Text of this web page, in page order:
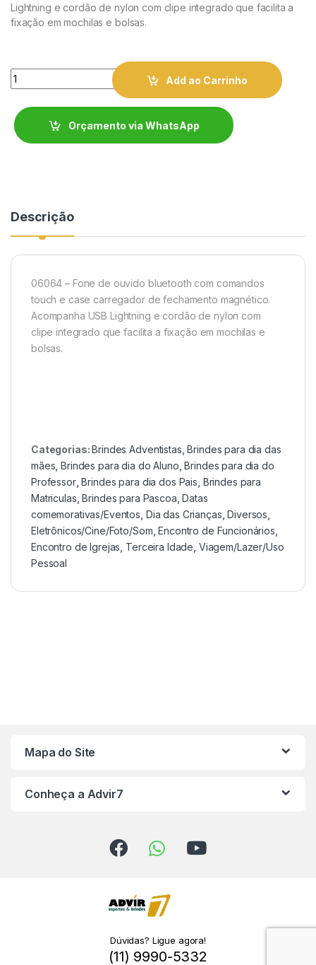
Lightning e cordão de nylon com clipe integrado que facilita a
fixação em mochilas e bolsas.
Quantity
Add ao Carrinho
Orçamento via WhatsApp
Descrição
06064 – Fone de ouvido bluetooth com comandos
touch e case carregador de fechamento magnético.
Acompanha USB Lightning e cordão de nylon com
clipe integrado que facilita a fixação em mochilas e
bolsas.
Categorias:Brindes Adventistas ,Brindes para dia das
mães ,Brindes para dia do Aluno ,Brindes para dia do
Professor,Brindes para dia dos Pais Brindes para
Matriculas ,Brindes para Pascoa ,Datas
comemorativas/Eventos Dia das Crianças ,Diversos
Eletrônicos/Cine/Foto/Som ,Encontro de Funcionários
Encontro de Igrejas Terceira Idade Viagem/Lazer/Uso
Pessoal
Mapa do Site
Conheça a Advir7
Dúvidas? Ligue agora!
(11) 9990-5332